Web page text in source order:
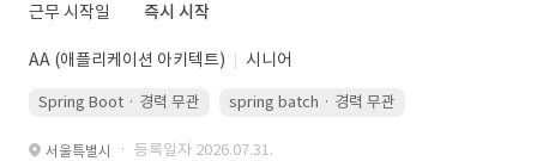
근무 시작일
즉시 시작
AA (애플리케이션 아키텍트) 시니어
Spring Boot · 경력 무관 spring batch · 경력 무관
서울특별시 · 등록일자 2026.07.31.